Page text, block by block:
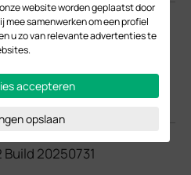
20250731
20250731
website worden geplaatst door
samenwerken om een profiel
u zo van relevante advertenties te
accepteren
opslaan